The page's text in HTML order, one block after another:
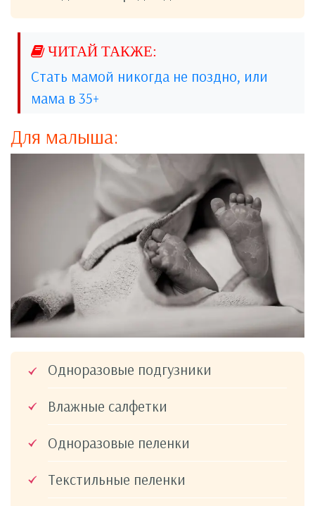
Стать мамой никогда не поздно, или
мама в 35+
Для малыша:
Одноразовые подгузники
Влажные салфетки
Одноразовые пеленки
Текстильные пеленки